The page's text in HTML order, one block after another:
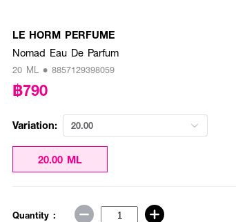
LE HORM PERFUME
Nomad Eau De Parfum
20 ML • 8857129398059
฿790
Variation: 20.00
20.00 ML
Quantity :